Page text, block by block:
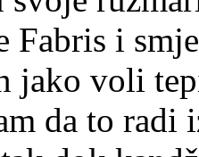
Fabris i
jako voli
da to radi